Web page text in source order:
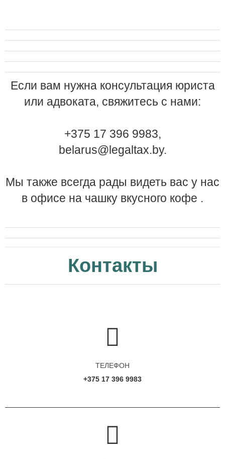
Если вам нужна консультация юриста
или адвоката, свяжитесь с нами:
+375 17 396 9983,
belarus@legaltax.by.
Мы также всегда рады видеть вас у нас
в офисе на чашку вкусного кофе .
Контакты
ТЕЛЕФОН
+375 17 396 9983